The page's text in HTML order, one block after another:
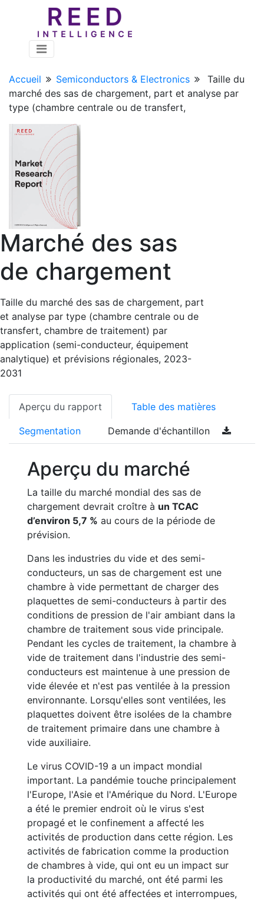
Accueil Semiconductors & Electronics
Taille du
marché des sas de chargement, part et analyse par
type (chambre centrale ou de transfert,
Marché des sas
de chargement
Taille du marché des sas de chargement, part
et analyse par type (chambre centrale ou de
transfert, chambre de traitement) par
application (semi-conducteur, équipement
analytique) et prévisions régionales, 2023-
2031
Aperçu du rapport Table des matières
Segmentation Demande d'échantillon
Aperçu du marché
La taille du marché mondial des sas de
chargement devrait croître à un TCAC
d’environ 5,7 % au cours de la période de
prévision.
Dans les industries du vide et des semi-
conducteurs, un sas de chargement est une
chambre à vide permettant de charger des
plaquettes de semi-conducteurs à partir des
conditions de pression de l'air ambiant dans la
chambre de traitement sous vide principale.
Pendant les cycles de traitement, la chambre à
vide de traitement dans l'industrie des semi-
conducteurs est maintenue à une pression de
vide élevée et n'est pas ventilée à la pression
environnante. Lorsqu'elles sont ventilées, les
plaquettes doivent être isolées de la chambre
de traitement primaire dans une chambre à
vide auxiliaire.
Le virus COVID-19 a un impact mondial
important. La pandémie touche principalement
l'Europe, l'Asie et l'Amérique du Nord. L'Europe
a été le premier endroit où le virus s'est
propagé et le confinement a affecté les
activités de production dans cette région. Les
activités de fabrication comme la production
de chambres à vide, qui ont eu un impact sur
la productivité du marché, ont été parmi les
activités qui ont été affectées et interrompues,